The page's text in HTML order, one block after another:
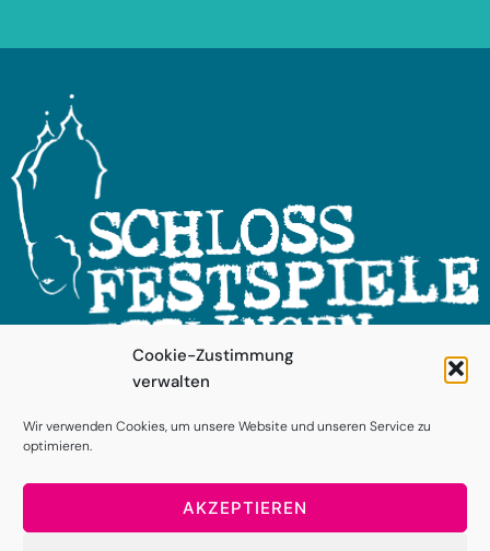
Cookie-Zustimmung
verwalten
Wir verwenden Cookies, um unsere Website und unseren Service zu
optimieren.
AKZEPTIEREN
FOLGEN SIE UNS!